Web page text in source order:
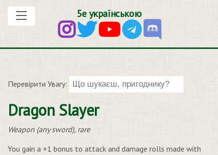
5е українською
Перевірити Увагу:
Dragon Slayer
Weapon (any sword), rare
You gain a +1 bonus to attack and damage rolls made with